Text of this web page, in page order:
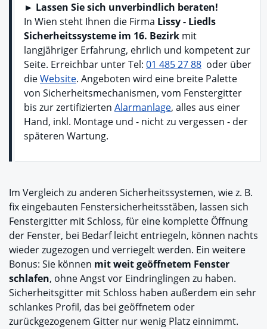
► Lassen Sie sich unverbindlich beraten!
In Wien steht Ihnen die Firma Lissy - Liedls
Sicherheitssysteme im 16. Bezirk mit
langjähriger Erfahrung, ehrlich und kompetent zur
Seite. Erreichbar unter Tel: 01 485 27 88 oder über
dieWebsite. Angeboten wird eine breite Palette
von Sicherheitsmechanismen, vom Fenstergitter
bis zur zertifizierten Alarmanlage, alles aus einer
Hand, inkl. Montage und - nicht zu vergessen - der
späteren Wartung.
Im Vergleich zu anderen Sicherheitssystemen, wie z. B.
fix eingebauten Fenstersicherheitsstäben, lassen sich
Fenstergitter mit Schloss, für eine komplette Öffnung
der Fenster, bei Bedarf leicht entriegeln, können nachts
wieder zugezogen und verriegelt werden. Ein weitere
Bonus: Sie können mit weit geöffnetem Fenster
schlafen, ohne Angst vor Eindringlingen zu haben.
Sicherheitsgitter mit Schloss haben außerdem ein sehr
schlankes Profil, das bei geöffnetem oder
zurückgezogenem Gitter nur wenig Platz einnimmt.